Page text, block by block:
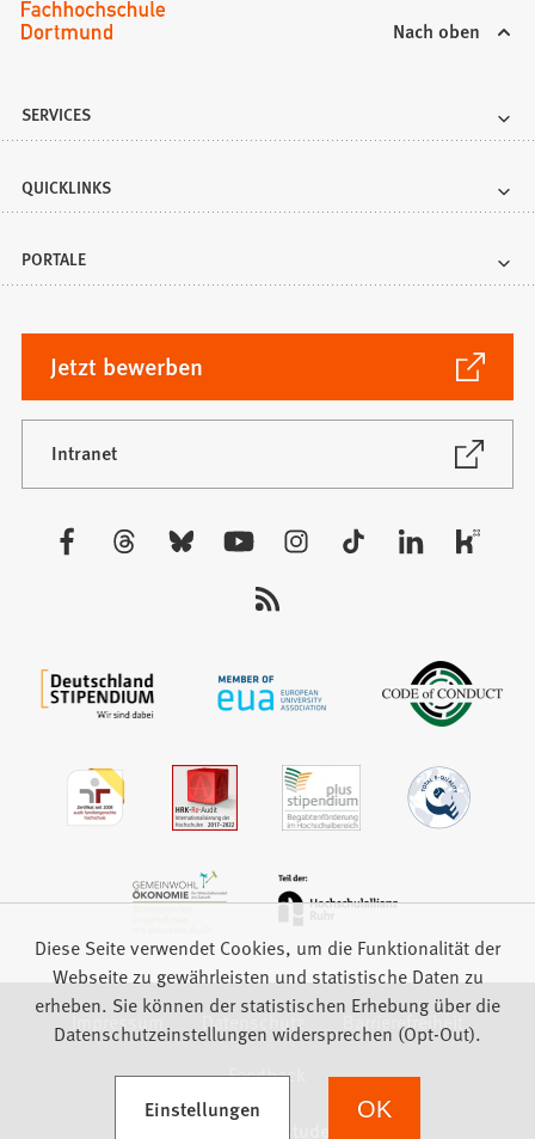
Nach oben
SERVICES
QUICKLINKS
PORTALE
Jetzt bewerben
(Öffnet
in
einem
neuen
Tab)
Intranet
(Öffnet
neuen
Besuchen
Impressum Datenschutz
Barrierefreiheit
Feedback
Diese Seite verwendet Cookies, um die Funktionalität der
Webseite zu gewährleisten und statistische Daten zu
erheben. Sie können der statistischen Erhebung über die
Datenschutzeinstellungen widersprechen (Opt-Out).
Einstellungen
(Öffnet in einem neuen Tab) OK